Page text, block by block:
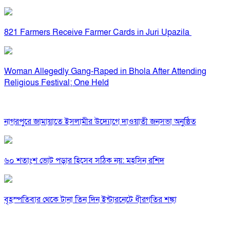
821 Farmers Receive Farmer Cards in Juri Upazila
Woman Allegedly Gang-Raped in Bhola After Attending
Religious Festival; One Held
নাগরপুরে জামায়াতে ইসলামীর উদ্যোগে দাওয়াতী জনসভা অনুষ্ঠিত
৬০ শতাংশ ভোট পড়ার হিসেব সঠিক নয়: মহসিন রশিদ
বৃহস্পতিবার থেকে টানা তিন দিন ইন্টারনেটে ধীরগতির শঙ্কা